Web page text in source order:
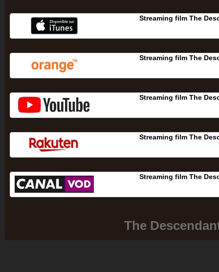
Streaming film The
Streaming film The
Streaming film The
Streaming film The
Streaming film The
The